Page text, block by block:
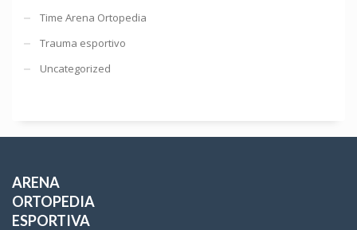
Time Arena Ortopedia
Trauma esportivo
Uncategorized
ARENA
ORTOPEDIA
ESPORTIVA